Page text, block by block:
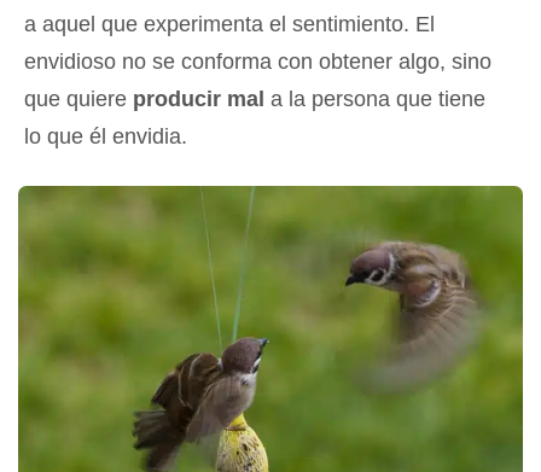
a aquel que experimenta el sentimiento. El
envidioso no se conforma con obtener algo, sino
que quiere producir mal a la persona que tiene
lo que él envidia.